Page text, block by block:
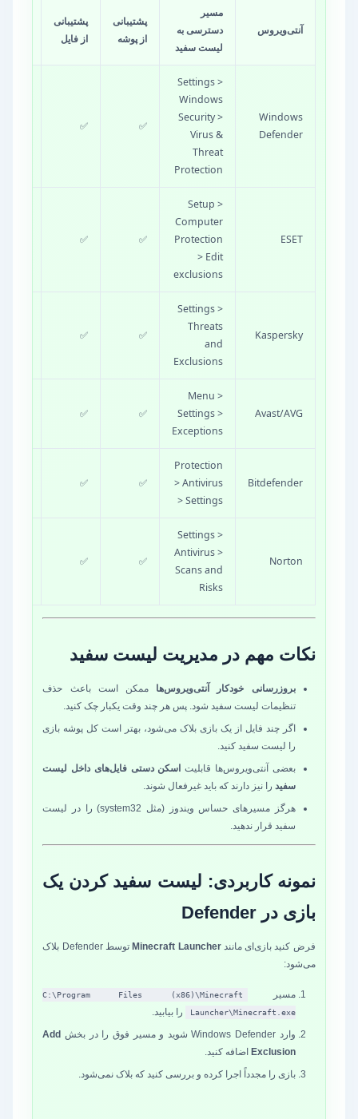
آنتی‌ویروس
مسیر
دسترسی به
لیست سفید
پشتیبانی
از پوشه
پشتیبانی
از فایل
Windows
Defender
Settings >
Windows
Security >
Virus &
Threat
Protection
ESET
Setup >
Computer
Protection
> Edit
exclusions
Kaspersky
Settings >
Threats
and
Exclusions
Avast/AVG
Menu >
Settings >
Exceptions
Bitdefender
Protection
> Antivirus
> Settings
Norton
Settings >
Antivirus >
Scans and
Risks
نکات مهم در مدیریت لیست سفید
بروزرسانی خودکار آنتی‌ویروس‌ها ممکن است باعث حذف
تنظیمات لیست سفید شود. پس هر چند وقت یکبار چک کنید.
اگر چند فایل از یک بازی بلاک می‌شود، بهتر است کل پوشه بازی
را لیست سفید کنید.
بعضی آنتی‌ویروس‌ها قابلیتاسکن دستی فایل‌های داخل لیست
سفیدرا نیز دارند که باید غیرفعال شوند.
هرگز مسیرهای حساس ویندوز (مثل system32) را در لیست
سفید قرار ندهید.
نمونه کاربردی: لیست سفید کردن یک
بازی در Defender
فرض کنید بازی‌ای مانندMinecraft Launcher
توسط Defender بلاک
می‌شود:
مسیر
C:\Program Files (x86)\Minecraft
Launcher\Minecraft.exe را بیابید.
وارد Windows Defender شوید و مسیر فوق را در بخش
Add
Exclusionاضافه کنید.
بازی را مجدداً اجرا کرده و بررسی کنید که بلاک نمی‌شود.